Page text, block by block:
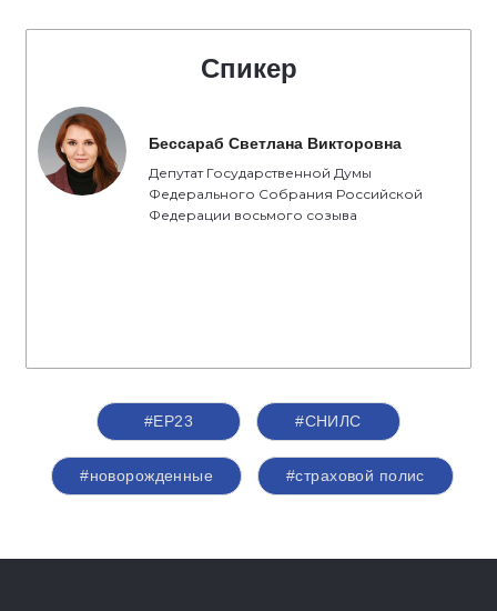
Спикер
Бессараб Светлана Викторовна
Депутат Государственной Думы
Федерального Собрания Российской
Федерации восьмого созыва
#ЕР23 #СНИЛС
#новорожденные #страховой полис